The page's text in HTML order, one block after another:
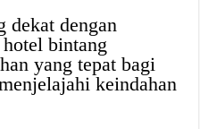
dekat dengan
bintang
yang tepat bagi
keindahan